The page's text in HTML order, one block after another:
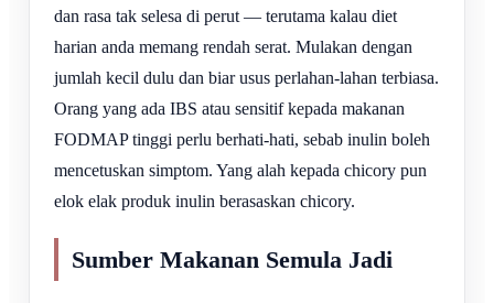
dan rasa tak selesa di perut — terutama kalau diet
harian anda memang rendah serat. Mulakan dengan
jumlah kecil dulu dan biar usus perlahan-lahan terbiasa.
Orang yang ada IBS atau sensitif kepada makanan
FODMAP tinggi perlu berhati-hati, sebab inulin boleh
mencetuskan simptom. Yang alah kepada chicory pun
elok elak produk inulin berasaskan chicory.
Sumber Makanan Semula Jadi